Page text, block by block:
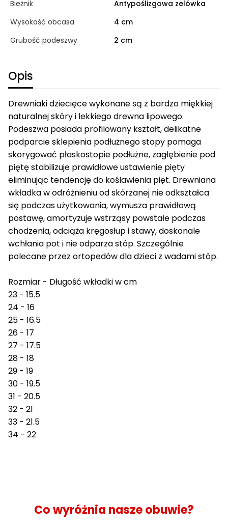
Bieżnik
Antypoślizgowa zelówka
Wysokość obcasa
4 cm
Grubość podeszwy
2 cm
Opis
Drewniaki dziecięce wykonane są z bardzo miękkiej
naturalnej skóry i lekkiego drewna lipowego.
Podeszwa posiada profilowany kształt, delikatne
podparcie sklepienia podłużnego stopy pomaga
skorygować płaskostopie podłużne, zagłębienie pod
piętę stabilizuje prawidłowe ustawienie pięty
eliminując tendencję do koślawienia pięt. Drewniana
wkładka w odróżnieniu od skórzanej nie odkształca
się podczas użytkowania, wymusza prawidłową
postawę, amortyzuje wstrząsy powstałe podczas
chodzenia, odciąża kręgosłup i stawy, doskonale
wchłania pot i nie odparza stóp. Szczególnie
polecane przez ortopedów dla dzieci z wadami stóp.
Rozmiar - Długość wkładki w cm
23 - 15.5
24 - 16
25 - 16.5
26 - 17
27 - 17.5
28 - 18
29 - 19
30 - 19.5
31 - 20.5
32 - 21
33 - 21.5
34 - 22
Co wyróżnia nasze obuwie?